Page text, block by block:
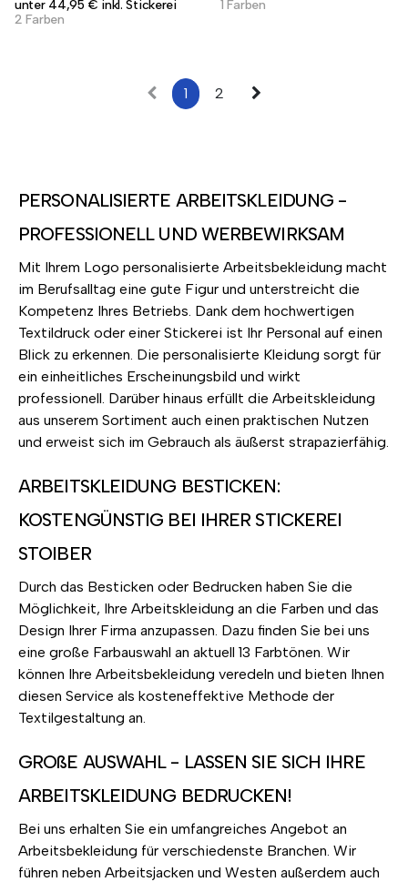
unter 44,95 € inkl. Stickerei
2 Farben
1 Farben
1 2
PERSONALISIERTE ARBEITSKLEIDUNG -
PROFESSIONELL UND WERBEWIRKSAM
Mit Ihrem Logo personalisierte Arbeitsbekleidung macht
im Berufsalltag eine gute Figur und unterstreicht die
Kompetenz Ihres Betriebs. Dank dem hochwertigen
Textildruck oder einer Stickerei ist Ihr Personal auf einen
Blick zu erkennen. Die personalisierte Kleidung sorgt für
ein einheitliches Erscheinungsbild und wirkt
professionell. Darüber hinaus erfüllt die Arbeitskleidung
aus unserem Sortiment auch einen praktischen Nutzen
und erweist sich im Gebrauch als äußerst strapazierfähig.
ARBEITSKLEIDUNG BESTICKEN:
KOSTENGÜNSTIG BEI IHRER STICKEREI
STOIBER
Durch das Besticken oder Bedrucken haben Sie die
Möglichkeit, Ihre Arbeitskleidung an die Farben und das
Design Ihrer Firma anzupassen. Dazu finden Sie bei uns
eine große Farbauswahl an aktuell 13 Farbtönen. Wir
können Ihre Arbeitsbekleidung veredeln und bieten Ihnen
diesen Service als kosteneffektive Methode der
Textilgestaltung an.
GROßE AUSWAHL - LASSEN SIE SICH IHRE
ARBEITSKLEIDUNG BEDRUCKEN!
Bei uns erhalten Sie ein umfangreiches Angebot an
Arbeitsbekleidung für verschiedenste Branchen. Wir
führen neben Arbeitsjacken und Westen außerdem auch